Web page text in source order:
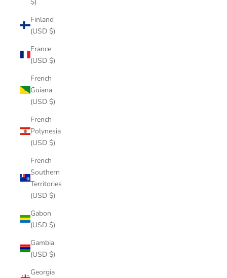
Finland
(USD $)
France
(USD $)
French
Guiana
(USD $)
French
Polynesia
(USD $)
French
Southern
Territories
(USD $)
Gabon
(USD $)
Gambia
(USD $)
Georgia